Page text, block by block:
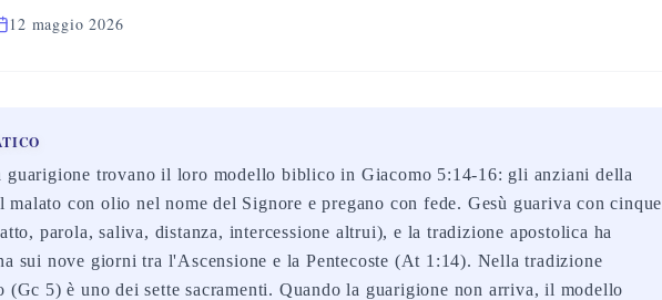
12 maggio 2026
guarigione trovano il loro modello biblico in Giacomo 5:14-16: gli anziani della
malato con olio nel nome del Signore e pregano con fede. Gesù guariva con cinque
parola, saliva, distanza, intercessione altrui), e la tradizione apostolica ha
sui nove giorni tra l'Ascensione e la Pentecoste (At 1:14). Nella tradizione
(Gc 5) è uno dei sette sacramenti. Quando la guarigione non arriva, il modello